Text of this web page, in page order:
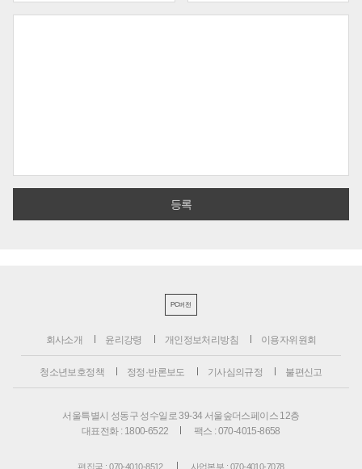
PC버전
회사소개 윤리강령 개인정보처리방침 이용자위원회
청소년보호정책 정정·반론보도 기사심의규정 불편신고
서울특별시 성동구 성수일로 39-34 서울숲더스페이스 12층
대표전화 : 1800-6522
팩스 : 070-4015-8658
편집국 : 070-4010-8512 사업본부 : 070-4010-7078